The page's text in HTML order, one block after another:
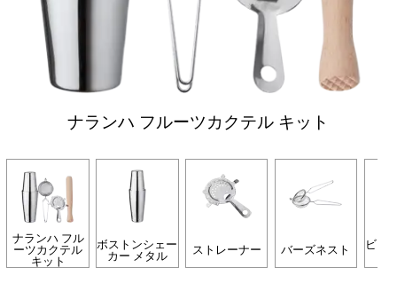
ナランハ フルーツカクテル キット
ナランハ フル
ーツカクテル
キット
ボストンシェー
カー メタル ストレーナー バーズネスト ビー